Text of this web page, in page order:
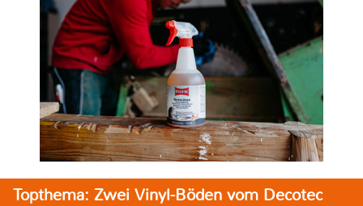
Topthema: Zwei Vinyl-Böden vom Decotec